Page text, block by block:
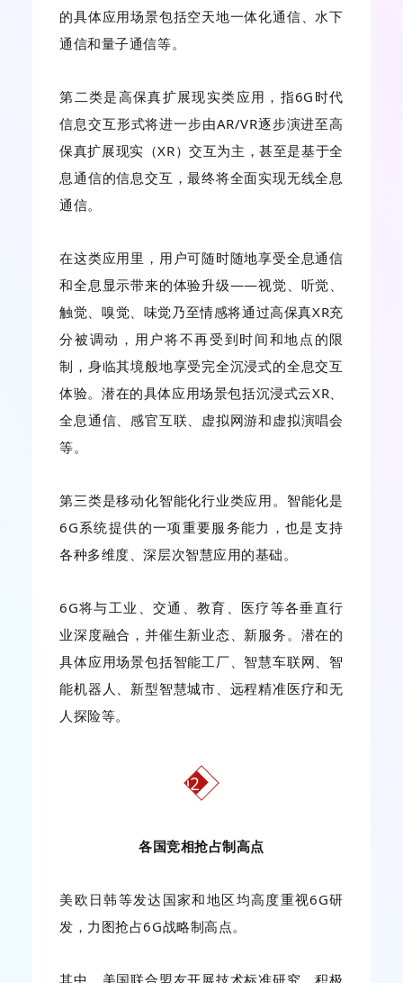
的具体应用场景包括空天地一体化通信、水下
通信和量子通信等。
第二类是高保真扩展现实类应用，指6G时代
信息交互形式将进一步由AR/VR逐步演进至高
保真扩展现实（XR）交互为主，甚至是基于全
息通信的信息交互，最终将全面实现无线全息
通信。
在这类应用里，用户可随时随地享受全息通信
和全息显示带来的体验升级——视觉、听觉、
触觉、嗅觉、味觉乃至情感将通过高保真XR充
分被调动，用户将不再受到时间和地点的限
制，身临其境般地享受完全沉浸式的全息交互
体验。潜在的具体应用场景包括沉浸式云XR、
全息通信、感官互联、虚拟网游和虚拟演唱会
等。
第三类是移动化智能化行业类应用。智能化是
6G系统提供的一项重要服务能力，也是支持
各种多维度、深层次智慧应用的基础。
6G将与工业、交通、教育、医疗等各垂直行
业深度融合，并催生新业态、新服务。潜在的
具体应用场景包括智能工厂、智慧车联网、智
能机器人、新型智慧城市、远程精准医疗和无
人探险等。
02
各国竞相抢占制高点
美欧日韩等发达国家和地区均高度重视6G研
发，力图抢占6G战略制高点。